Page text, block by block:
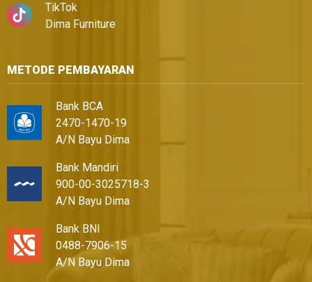
TikTok
Dima Furniture
METODE PEMBAYARAN
Bank BCA
2470-1470-19
A/N Bayu Dima
Bank Mandiri
900-00-3025718-3
A/N Bayu Dima
Bank BNI
0488-7906-15
A/N Bayu Dima